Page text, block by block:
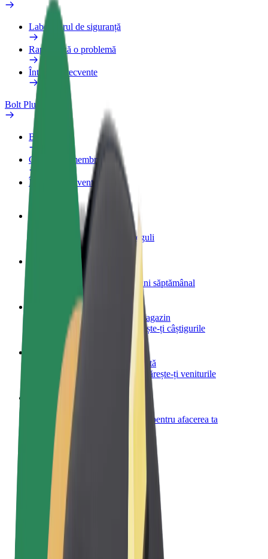
Laboratorul de siguranță
Raportează o problemă
Întrebări frecvente
Bolt Plus
Beneficii
Cum devii membru
Întrebări frecvente
Câștigă bani după propriile reguli
Livrează mâncare și câștigă bani săptămânal
Adaugă un restaurant sau un magazin
Obține mai mulți clienți și mărește-ți câștigurile
Înscrie-te ca administrator de flotă
Înregistrează-ți flota la Bolt și mărește-ți veniturile
Bolt for Business
Produse și servicii Bolt adaptate pentru afacerea ta
Termeni și Condiții
Confidențialitate
Cookie-uri
© 2026 Bolt Technology OÜ